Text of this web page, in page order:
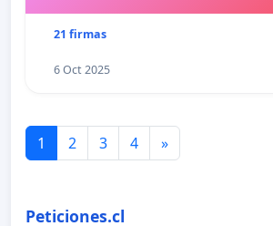
21 firmas
6 Oct 2025
1 2 3 4 »
Peticiones.cl